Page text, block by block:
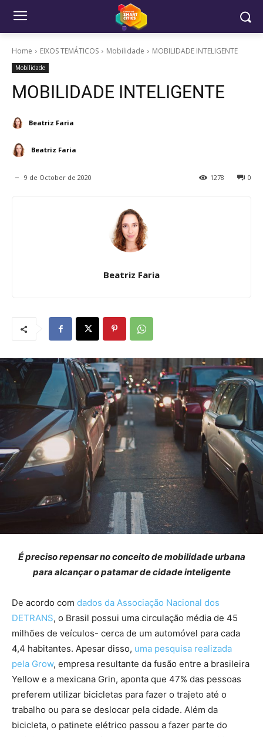
Home EIXOS TEMÁTICOS Mobilidade MOBILIDADE INTELIGENTE
Mobilidade
MOBILIDADE INTELIGENTE
Beatriz Faria
Beatriz Faria
9 de October de 2020 0
1278
Beatriz Faria
É preciso repensar no conceito de mobilidade urbana
para alcançar o patamar de cidade inteligente
De acordo com dados da Associação Nacional dos
DETRANS, o Brasil possui uma circulação média de 45
milhões de veículos- cerca de um automóvel para cada
4,4 habitantes. Apesar disso, uma pesquisa realizada
pela Grow, empresa resultante da fusão entre a brasileira
Yellow e a mexicana Grin, aponta que 47% das pessoas
preferem utilizar bicicletas para fazer o trajeto até o
trabalho ou para se deslocar pela cidade. Além da
bicicleta, o patinete elétrico passou a fazer parte do